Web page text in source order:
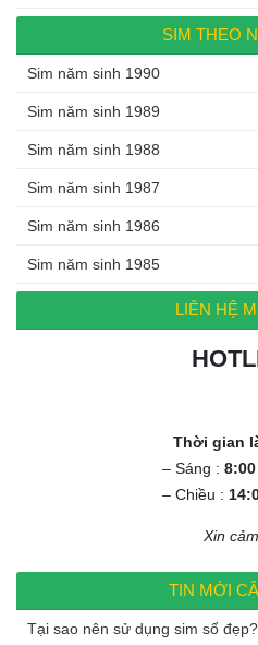
SIM THEO
Sim năm sinh 1990
Sim năm sinh 1989
Sim năm sinh 1988
Sim năm sinh 1987
Sim năm sinh 1986
Sim năm sinh 1985
LIÊN HỆ
Thời gian
– Sáng :
– Chiều :
Xin
TIN MỚI
Tại sao nên sử dụng sim số